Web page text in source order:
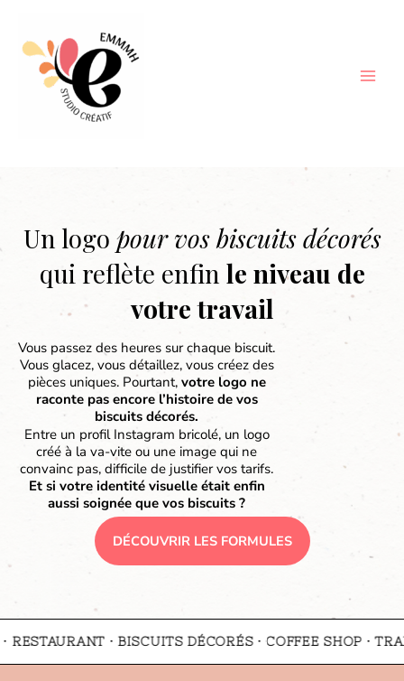
contenu
Un logo pour vos biscuits décorés
qui reflète enfin le niveau de
votre travail
Vous passez des heures sur chaque biscuit.
Vous glacez, vous détaillez, vous créez des
pièces uniques. Pourtant, votre logo ne
raconte pas encore l’histoire de vos
biscuits décorés.
Entre un profil Instagram bricolé, un logo
créé à la va-vite ou une image qui ne
convainc pas, difficile de justifier vos tarifs.
Et si votre identité visuelle était enfin
aussi soignée que vos biscuits ?
DÉCOUVRIR LES FORMULES
· BISCUITS DÉCORÉS · COFFEE SHOP ·